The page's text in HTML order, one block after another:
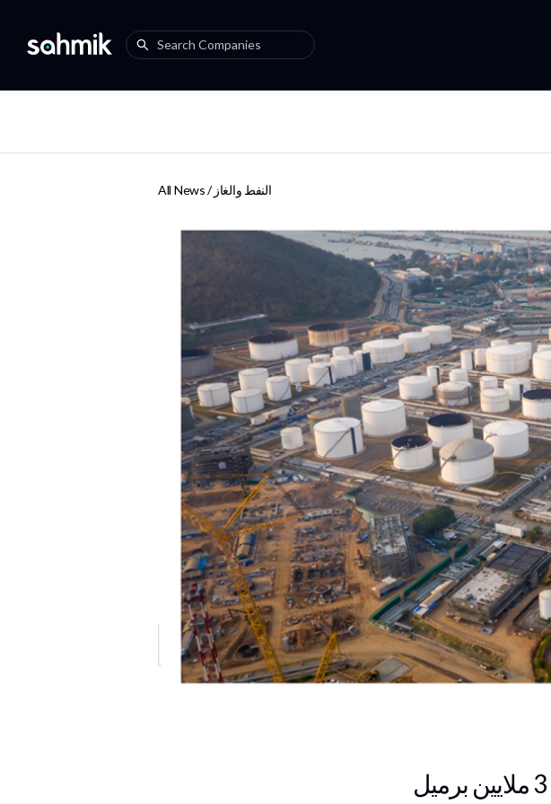
All News / النفط والغاز